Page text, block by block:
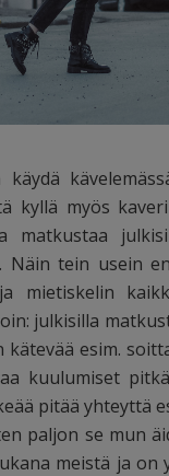
kyllä myös
matkustaa
Näin tein usein
mietiskelin
julkisilla
kätevää esim.
kuulumiset
pitää yhteyttä
paljon se mun
meistä ja on